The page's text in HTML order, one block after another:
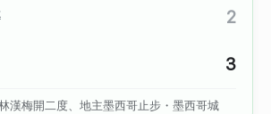
2
3
漢梅開二度、地主墨西哥止步・墨西哥城